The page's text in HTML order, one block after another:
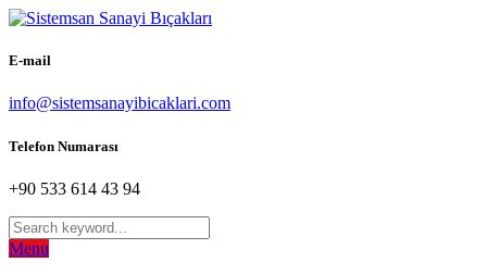
E-mail
info@sistemsanayibicaklari.com
Telefon Numarası
+90 533 614 43 94
Menu